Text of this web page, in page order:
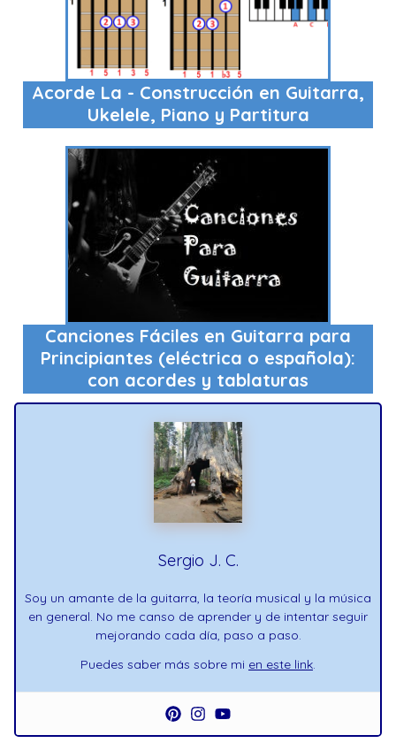
Acorde La - Construcción en Guitarra,
Ukelele, Piano y Partitura
Canciones Fáciles en Guitarra para
Principiantes (eléctrica o española):
con acordes y tablaturas
Sergio J. C.
Soy un amante de la guitarra, la teoría musical y la música
en general. No me canso de aprender y de intentar seguir
mejorando cada día, paso a paso.
Puedes saber más sobre mi en este link